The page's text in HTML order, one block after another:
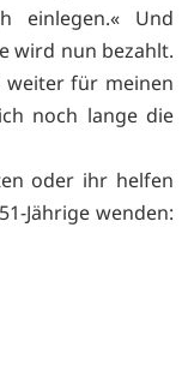
einlegen.« Und
wird nun bezahlt.
weiter für meinen
noch lange die
oder ihr helfen
Jährige wenden: